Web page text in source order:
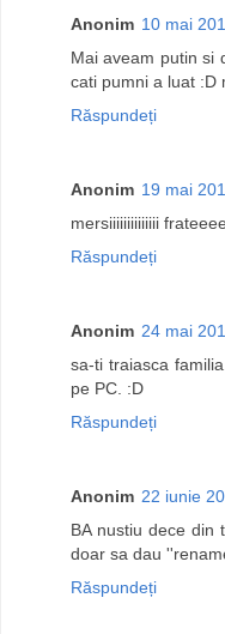
Anonim 10 mai
Mai aveam putin si
cati pumni a luat :D
Răspundeți
Anonim 19 mai
mersiiiiiiiiiiiiii
Răspundeți
Anonim 24 mai
sa-ti traiasca
pe PC. :D
Răspundeți
Anonim 22 iunie
BA nustiu dece din
doar sa dau
Răspundeți